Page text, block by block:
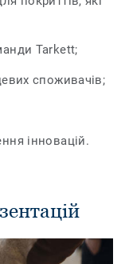
Tarkett;
споживачів;
інновацій.